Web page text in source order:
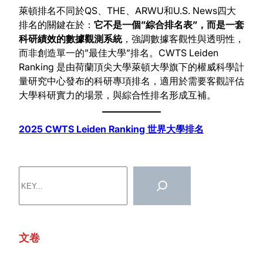
萊頓排名不同於QS、THE、ARWU和U.S. News四大
排名的關鍵在於： 它不是一個”綜合排名表”，而是一套
科研績效的數據觀測系統，強調數據客觀性與透明性，
而非創造單一的”最佳大學”排名。CWTS Leiden
Ranking 是由荷蘭頂尖大學萊頓大學旗下的權威科學計
量研究中心發布的科研專項排名，適用於需要客觀評估
大學科研實力的場景，與綜合性排名形成互補。
2025 CWTS Leiden Ranking 世界大學排名
索
文卷